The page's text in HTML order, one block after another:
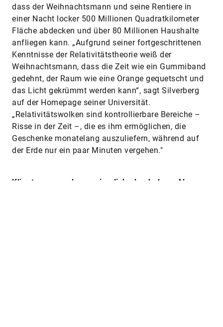
dass der Weihnachtsmann und seine Rentiere in
einer Nacht locker 500 Millionen Quadratkilometer
Fläche abdecken und über 80 Millionen Haushalte
anfliegen kann. „Aufgrund seiner fortgeschrittenen
Kenntnisse der Relativitätstheorie weiß der
Weihnachtsmann, dass die Zeit wie ein Gummiband
gedehnt, der Raum wie eine Orange gequetscht und
das Licht gekrümmt werden kann“, sagt Silverberg
auf der Homepage seiner Universität.
„Relativitätswolken sind kontrollierbare Bereiche –
Risse in der Zeit –, die es ihm ermöglichen, die
Geschenke monatelang auszuliefern, während auf
der Erde nur ein paar Minuten vergehen."
Klingt – zugegeben – ziemlich abgehoben. Aber